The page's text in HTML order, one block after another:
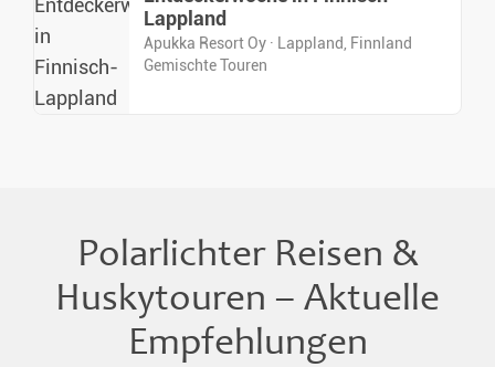
Lappland
Apukka Resort Oy · Lappland, Finnland
Gemischte Touren
Polarlichter Reisen &
Huskytouren – Aktuelle
Empfehlungen